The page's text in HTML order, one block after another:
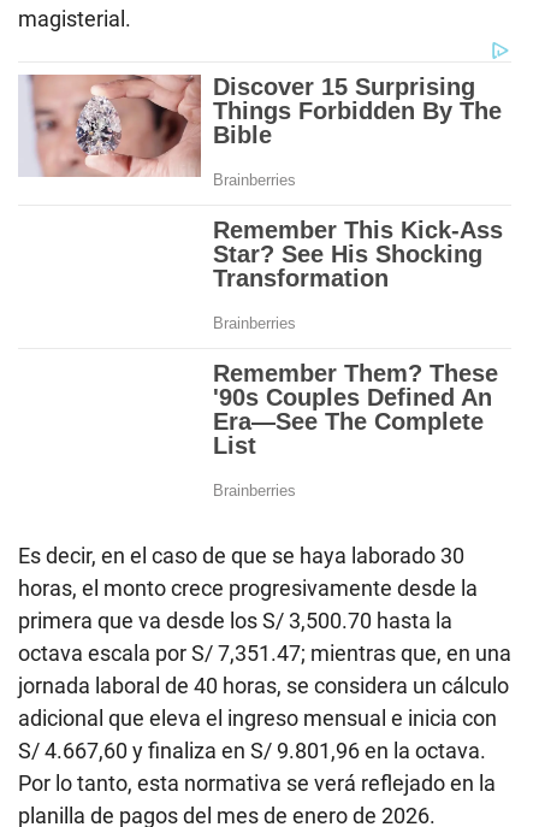
magisterial.
Es decir, en el caso de que se haya laborado 30
horas, el monto crece progresivamente desde la
primera que va desde los S/ 3,500.70 hasta la
octava escala por S/ 7,351.47; mientras que, en una
jornada laboral de 40 horas, se considera un cálculo
adicional que eleva el ingreso mensual e inicia con
S/ 4.667,60 y finaliza en S/ 9.801,96 en la octava.
Por lo tanto, esta normativa se verá reflejado en la
planilla de pagos del mes de enero de 2026.